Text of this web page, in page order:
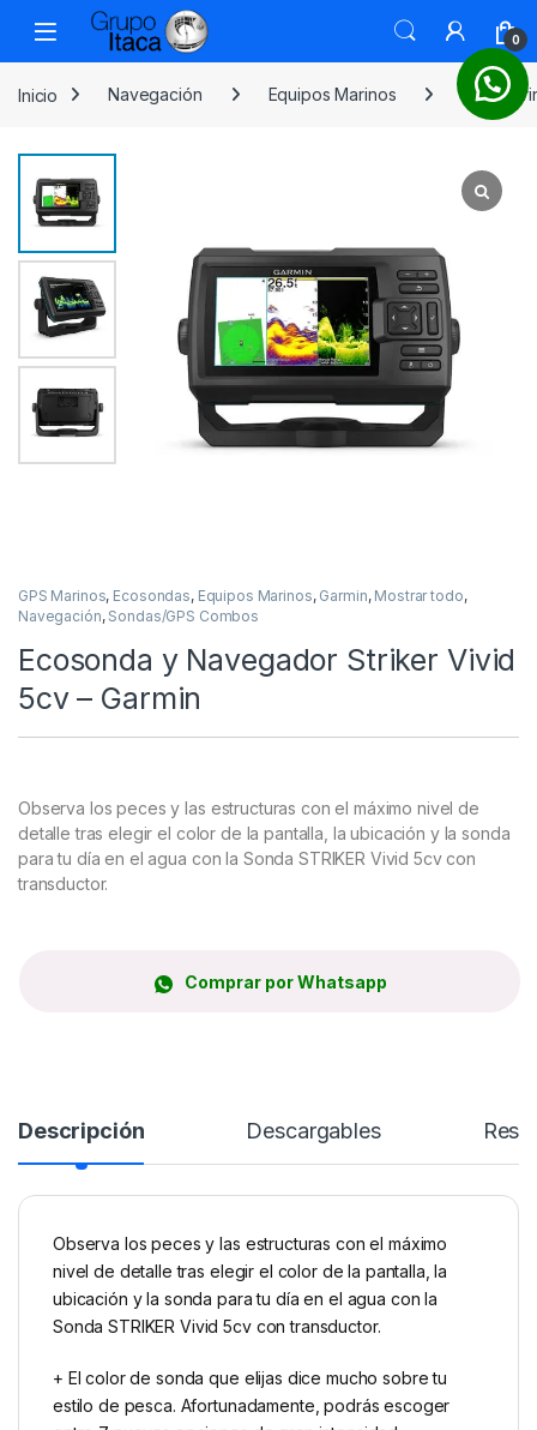
0
Inicio Navegación Equipos Marinos GPS
GPS Marinos, Ecosondas, Equipos Marinos, Garmin, Mostrar todo,
Navegación, Sondas/GPS Combos
Ecosonda y Navegador Striker Vivid
5cv – Garmin
Observa los peces y las estructuras con el máximo nivel de
detalle tras elegir el color de la pantalla, la ubicación y la sonda
para tu día en el agua con la Sonda STRIKER Vivid 5cv con
transductor.
Comprar por Whatsapp
Descripción Descargables
Observa los peces y las estructuras con el máximo
nivel de detalle tras elegir el color de la pantalla, la
ubicación y la sonda para tu día en el agua con la
Sonda STRIKER Vivid 5cv con transductor.
+ El color de sonda que elijas dice mucho sobre tu
estilo de pesca. Afortunadamente, podrás escoger